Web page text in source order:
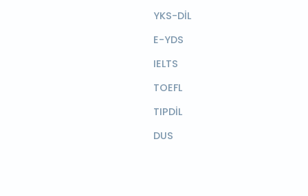
YKS-DİL
E-YDS
IELTS
TOEFL
TIPDİL
DUS